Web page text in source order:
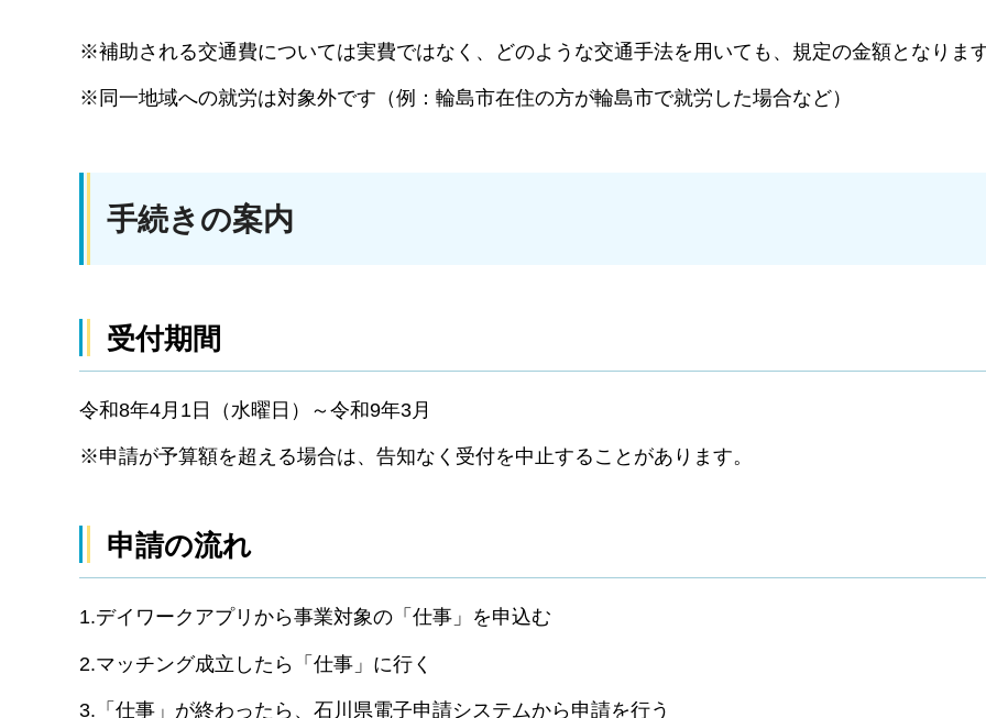
※補助される交通費については実費ではなく、どのような交通手法を用いても、規定の金額となりま
※同一地域への就労は対象外です（例：輪島市在住の方が輪島市で就労した場合など）
手続きの案内
受付期間
令和8年4月1日（水曜日）～令和9年3月
※申請が予算額を超える場合は、告知なく受付を中止することがあります。
申請の流れ
1.デイワークアプリから事業対象の「仕事」を申込む
2.マッチング成立したら「仕事」に行く
3.「仕事」が終わったら、石川県電子申請システムから申請を行う